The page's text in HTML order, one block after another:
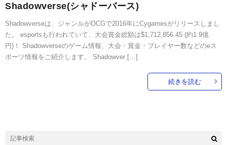
Shadowverse(シャドーバース)
Shadowverseは、ジャンルがOCGで2016年にCygamesがリリースしまし
た。 esportsも行われていて、大会賞金総額は$1,712,856.45 (約1.9億
円)！ Shadowverseのゲーム情報、大会・賞金・プレイヤー数などのeス
ポーツ情報をご紹介します。 Shadowver […]
続きを読む